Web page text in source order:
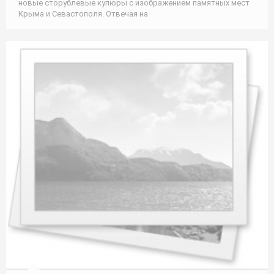
новые сторублевые купюры с изображением памятных мест
Крыма и Севастополя. Отвечая на